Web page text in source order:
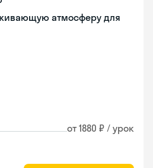
атмосферу для
от 1880 ₽ / урок